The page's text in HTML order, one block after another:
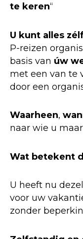
te keren“
U kunt alles
P-reizen
basis van úw
met een van te
door een
Waarheen,
naar wie u
Wat betekent
U heeft nu
voor uw
zonder